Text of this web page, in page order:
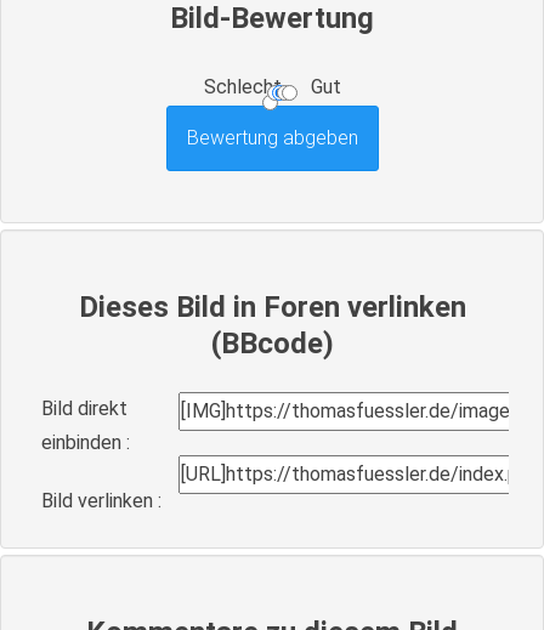
Bild-Bewertung
Schlecht Gut
Dieses Bild in Foren verlinken
(BBcode)
Bild direkt
einbinden :
Bild verlinken :